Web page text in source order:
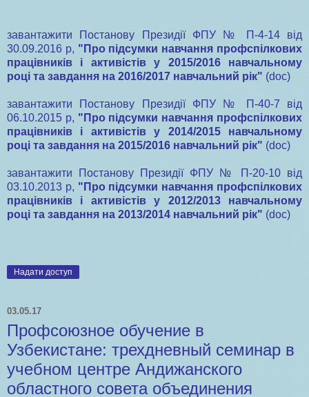
завантажити Постанову Президії ФПУ № П-4-14 від
30.09.2016 р, "Про підсумки навчання профспілкових
працівників і активістів у 2015/2016 навчальному
році та завдання на 2016/2017 навчальний рік" (doc)
завантажити Постанову Президії ФПУ № П-40-7 від
06.10.2015 р, "Про підсумки навчання профспілкових
працівників і активістів у 2014/2015 навчальному
році та завдання на 2015/2016 навчальний рік" (doc)
завантажити Постанову Президії ФПУ № П-20-10 від
03.10.2013 р, "Про підсумки навчання профспілкових
працівників і активістів у 2012/2013 навчальному
році та завдання на 2013/2014 навчальний рік" (doc)
Надати доступ
03.05.17
Профсоюзное обучение в
Узбекистане: трехдневный семинар в
учебном центре Андижанского
областного совета объединения